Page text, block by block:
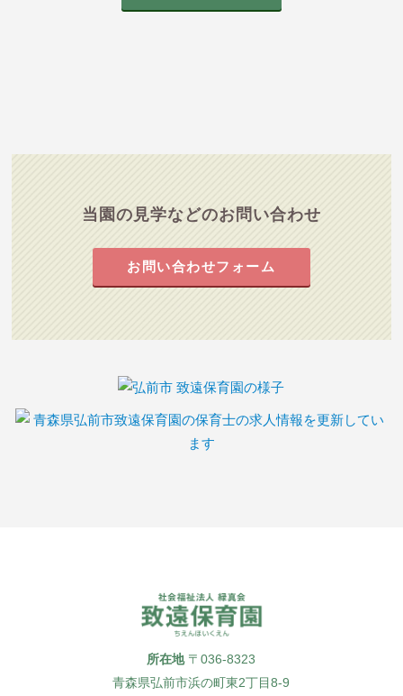
当園の見学などのお問い合わせ
お問い合わせフォーム
所在地〒036-8323
青森県弘前市浜の町東2丁目8-9